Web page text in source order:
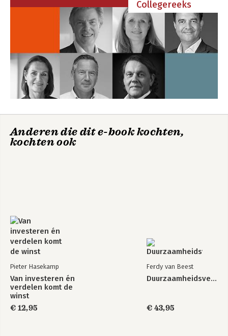
Collegereeks
Anderen die dit e-book kochten,
kochten ook
Pieter Hasekamp
Van investeren én
verdelen komt de
winst
€ 12,95
Ferdy van Beest
Duurzaamheidsverslaggeving
€ 43,95